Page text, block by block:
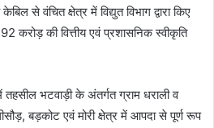
से वंचित क्षेत्र में विद्युत विभाग द्वारा किए
करोड़ की वित्तीय एवं प्रशासनिक स्वीकृति
भटवाड़ी के अंतर्गत ग्राम धराली व
बड़कोट एवं मोरी क्षेत्र में आपदा से पूर्ण रूप